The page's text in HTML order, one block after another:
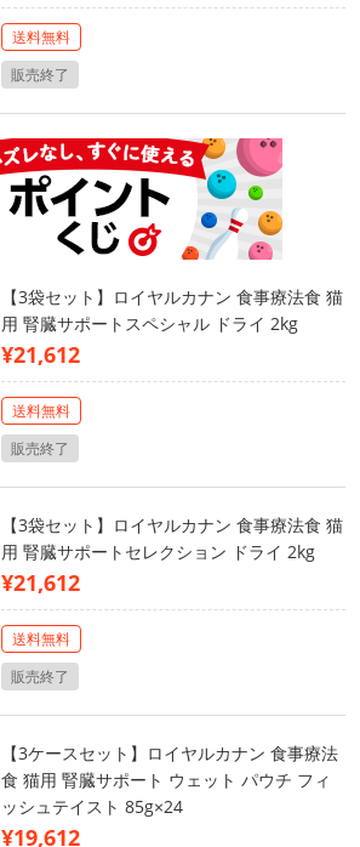
送料無料
販売終了
【3袋セット】ロイヤルカナン 食事療法食 猫
用 腎臓サポートスペシャル ドライ 2kg
¥21,612
送料無料
販売終了
【3袋セット】ロイヤルカナン 食事療法食 猫
用 腎臓サポートセレクション ドライ 2kg
¥21,612
送料無料
販売終了
【3ケースセット】ロイヤルカナン 食事療法
食 猫用 腎臓サポート ウェット パウチ フィ
ッシュテイスト 85g×24
¥19,612